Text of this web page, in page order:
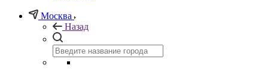
Москва
Назад